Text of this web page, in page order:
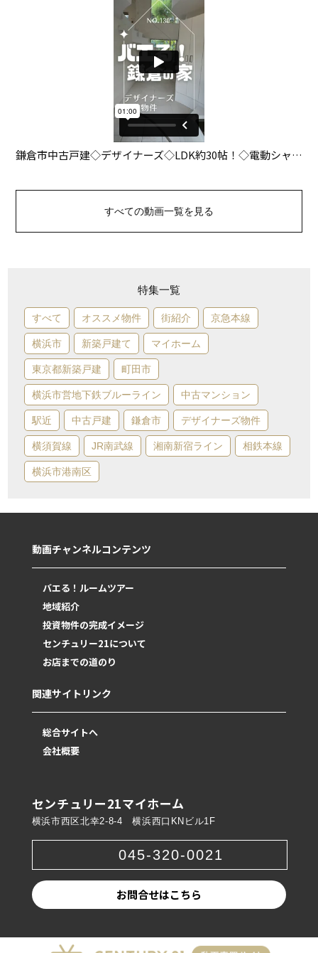
すべての動画一覧を見る
特集一覧
すべて オススメ物件 街紹介 京急本線
横浜市 新築戸建て マイホーム
東京都新築戸建 町田市
横浜市営地下鉄ブルーライン 中古マンション
駅近 中古戸建 鎌倉市 デザイナーズ物件
横須賀線 JR南武線 湘南新宿ライン 相鉄本線
横浜市港南区
動画チャンネルコンテンツ
バエる！ルームツアー
地域紹介
投資物件の完成イメージ
センチュリー21について
お店までの道のり
関連サイトリンク
総合サイトへ
会社概要
センチュリー21マイホーム
横浜市西区北幸2-8-4 横浜西口KNビル1F
045-320-0021
お問合せはこちら